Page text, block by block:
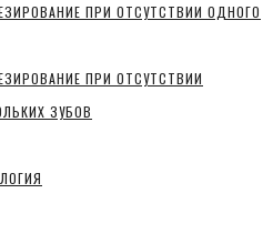
ПРИ ОТСУТСТВИИ ОДНОГО
ПРИ ОТСУТСТВИИ
ЗУБОВ